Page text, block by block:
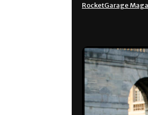
RocketGarage